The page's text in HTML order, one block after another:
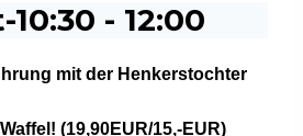
10:30 - 12:00
mit der Henkerstochter
(19,90EUR/15,-EUR)